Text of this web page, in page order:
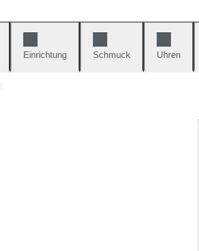
Einrichtung Schmuck Uhren